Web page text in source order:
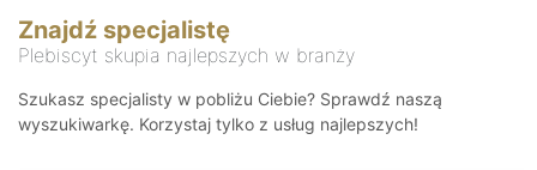
Znajdź specjalistę
Plebiscyt skupia najlepszych w branży
Szukasz specjalisty w pobliżu Ciebie? Sprawdź naszą
wyszukiwarkę. Korzystaj tylko z usług najlepszych!